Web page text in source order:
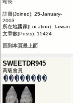
站長
註冊(Joined): 25-January-
2003
所在地國家(Location): Taiwan
文章數(Posts): 15424
回到本頁最上面
SWEETDR945
高級會員